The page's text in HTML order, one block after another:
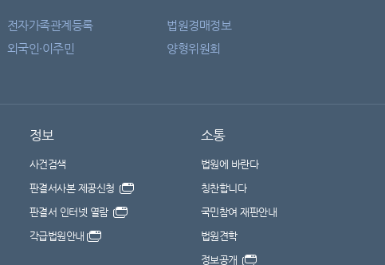
전자가족관계등록
법원경매정보
외국인·이주민
양형위원회
정보
사건검색
판결서사본 제공신청
판결서 인터넷 열람
각급법원안내
소통
법원에 바란다
칭찬합니다
국민참여 재판안내
법원견학
정보공개